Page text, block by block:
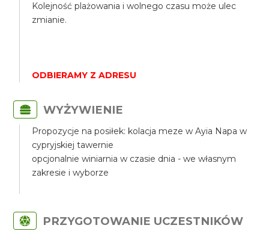
Kolejność plażowania i wolnego czasu może ulec
zmianie.
ODBIERAMY Z ADRESU
WYŻYWIENIE
Propozycje na posiłek: kolacja meze w Ayia Napa w
cypryjskiej tawernie
opcjonalnie winiarnia w czasie dnia - we własnym
zakresie i wyborze
PRZYGOTOWANIE UCZESTNIKÓW